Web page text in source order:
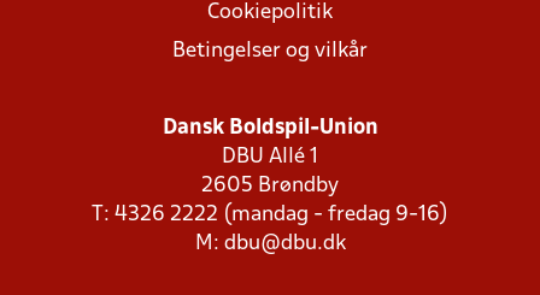
Cookiepolitik
Betingelser og vilkår
Dansk Boldspil-Union
DBU Allé 1
2605 Brøndby
T: 4326 2222 (mandag - fredag 9-16)
M: dbu@dbu.dk